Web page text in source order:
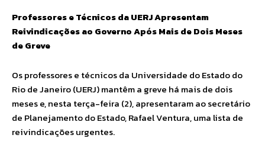
Professores e Técnicos da UERJ Apresentam
Reivindicações ao Governo Após Mais de Dois Meses
de Greve
Os professores e técnicos da Universidade do Estado do
Rio de Janeiro (UERJ) mantêm a greve há mais de dois
meses e, nesta terça-feira (2), apresentaram ao secretário
de Planejamento do Estado, Rafael Ventura, uma lista de
reivindicações urgentes.